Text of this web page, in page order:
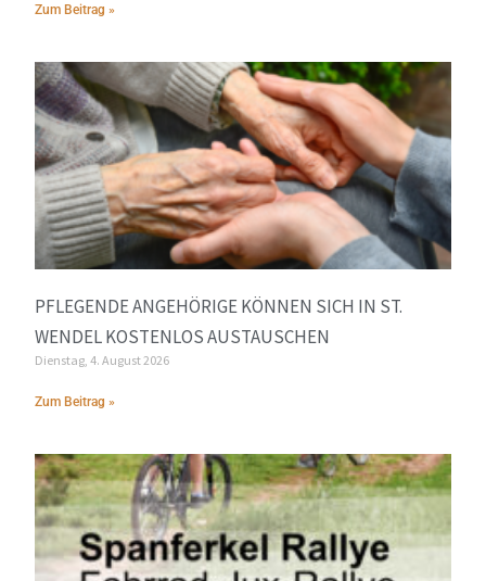
Zum Beitrag »
PFLEGENDE ANGEHÖRIGE KÖNNEN SICH IN ST.
WENDEL KOSTENLOS AUSTAUSCHEN
Dienstag, 4. August 2026
Zum Beitrag »